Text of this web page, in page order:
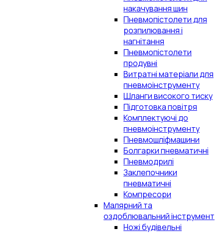
накачування шин
Пневмопістолети для
розпилювання і
нагнітання
Пневмопістолети
продувні
Витратні матеріали для
пневмоінструменту
Шланги високого тиску
Підготовка повітря
Комплектуючі до
пневмоінструменту
Пневмошліфмашини
Болгарки пневматичні
Пневмодрилі
Заклепочники
пневматичні
Компресори
Малярний та
оздоблювальний інструмент
Ножі будівельні